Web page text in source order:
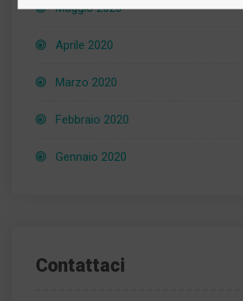
Maggio 2020
Aprile 2020
Marzo 2020
Febbraio 2020
Gennaio 2020
Contattaci